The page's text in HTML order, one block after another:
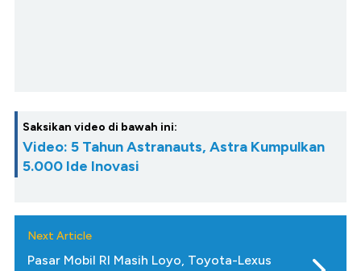
Saksikan video di bawah ini:
Video: 5 Tahun Astranauts, Astra Kumpulkan
5.000 Ide Inovasi
Next Article
Pasar Mobil RI Masih Loyo, Toyota-Lexus